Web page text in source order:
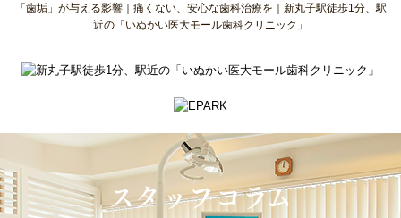
「歯垢」が与える影響｜痛くない、安心な歯科治療を｜新丸子駅徒歩1分、駅
近の「いぬかい医大モール歯科クリニック」
スタッフコラム